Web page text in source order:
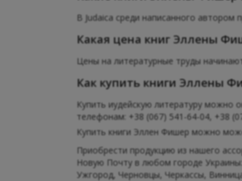
В Judaica среди написанного автором
Какая цена книг Эллены
Цены на литературные труды
Как купить книги Эллены
Купить иудейскую литературу можно
телефонам: +38 (067) 541-64-04, +38
Купить книги Эллен Фишер можно
Приобрести продукцию из нашего
Новую Почту в любом городе
Ужгород, Черновцы, Черкассы,